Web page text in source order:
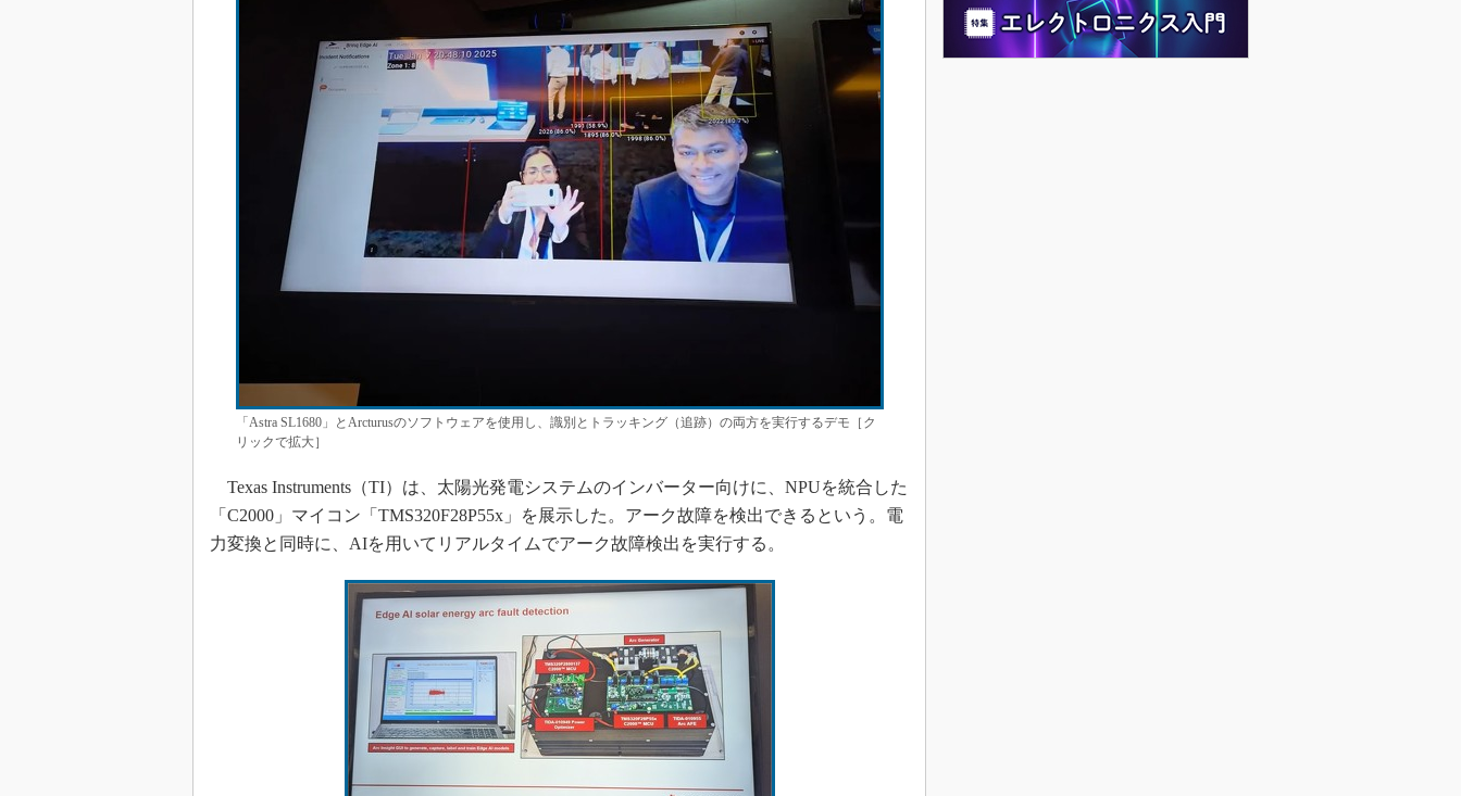
「Astra SL1680」とArcturusのソフトウェアを使用し、識別とトラッキング（追跡）の両方を実行するデモ［ク
リックで拡大］
Texas Instruments（TI）は、太陽光発電システムのインバーター向けに、NPUを統合した
「C2000」マイコン「TMS320F28P55x」を展示した。アーク故障を検出できるという。電
力変換と同時に、AIを用いてリアルタイムでアーク故障検出を実行する。